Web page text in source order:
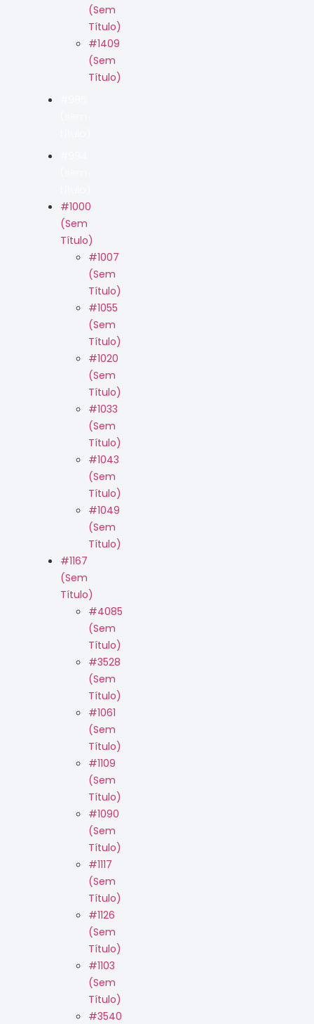
(sem
Título)
#1409
(sem
Título)
#1000
(sem
Título)
#1007
(sem
Título)
#1055
(sem
Título)
#1020
(sem
Título)
#1033
(sem
Título)
#1043
(sem
Título)
#1049
(sem
Título)
#1167
(sem
Título)
#4085
(sem
Título)
#3528
(sem
Título)
#1061
(sem
Título)
#1109
(sem
Título)
#1090
(sem
Título)
#1117
(sem
Título)
#1126
(sem
Título)
#1103
(sem
Título)
#3540